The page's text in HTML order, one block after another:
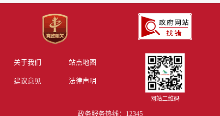
关于我们 站点地图
建议意见 法律声明
网站二维码
政务服务热线：12345